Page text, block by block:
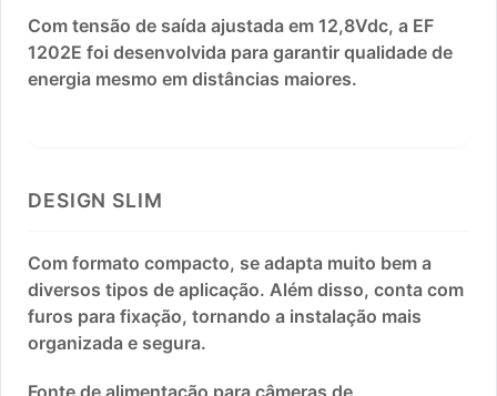
Com tensão de saída ajustada em 12,8Vdc, a EF
1202E foi desenvolvida para garantir qualidade de
energia mesmo em distâncias maiores.
DESIGN SLIM
Com formato compacto, se adapta muito bem a
diversos tipos de aplicação. Além disso, conta com
furos para fixação, tornando a instalação mais
organizada e segura.
Fonte de alimentação para câmeras de